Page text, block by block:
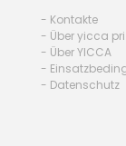
- Kontakte
- Über yicca
- Über YICCA
-
- Datenschutz